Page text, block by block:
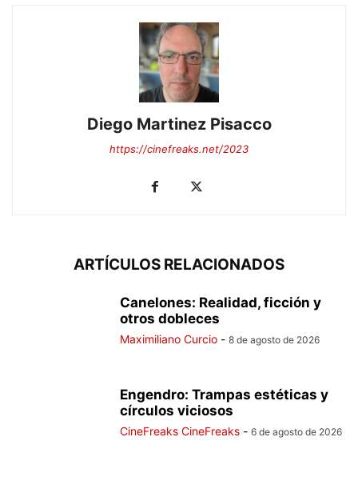
Diego Martinez Pisacco
https://cinefreaks.net/2023
ARTÍCULOS RELACIONADOS
Canelones: Realidad, ficción y
otros dobleces
Maximiliano Curcio - 8 de agosto de 2026
Engendro: Trampas estéticas y
círculos viciosos
CineFreaks CineFreaks - 6 de agosto de 2026